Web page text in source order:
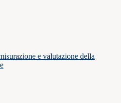
e valutazione della